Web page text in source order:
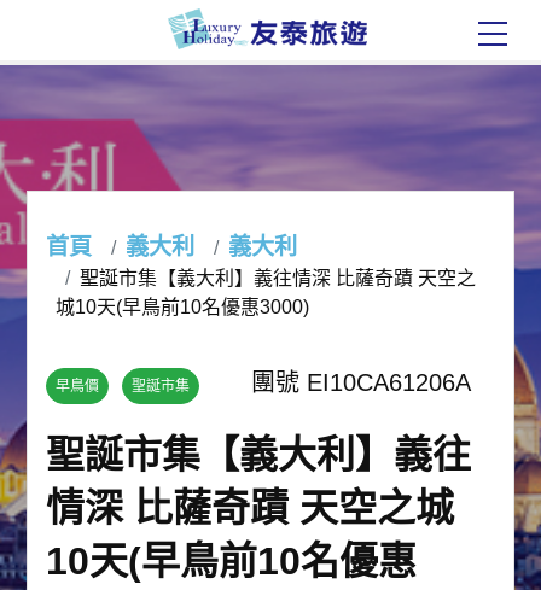
首頁 義大利 義大利
聖誕市集【義大利】義往情深 比薩奇蹟 天空之
城10天(早鳥前10名優惠3000)
早鳥價 聖誕市集 團號 EI10CA61206A
聖誕市集【義大利】義往
情深 比薩奇蹟 天空之城
10天(早鳥前10名優惠